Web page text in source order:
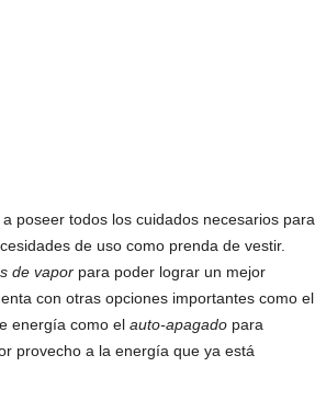
poseer todos los cuidados necesarios para
de uso como prenda de vestir.
de vaporpara poder lograr un mejor
con otras opciones importantes como el
energía como el auto-apagadopara
provecho a la energía que ya está